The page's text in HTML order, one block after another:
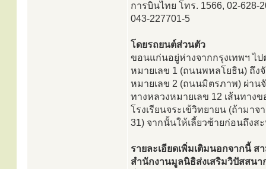
การบินไทย โทร. 1566, 02-628-
043-227701-5
โดยรถยนต์ส่วนตัว
ขอนแก่นอยู่ห่างจากกรุงเทพฯ ไ
หมายเลข 1 (ถนนพหลโยธิน) ถึง
หมายเลข 2 (ถนนมิตรภาพ) ผ่าน
ทางหลวงหมายเลข 12 เส้นทาง
โรงเรียนจระเข้วิทยายน (ถ้ามา
31) จากนั้นให้เลี้ยวซ้ายก่อนถึงส
รายละเอียดเพิ่มเติมนอกจากนี้ ส
สำนักงานมูลนิธิส่งเสริมวิปัสสน